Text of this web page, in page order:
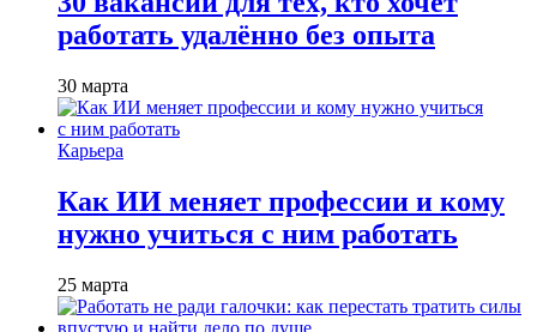
работать удалённо без опыта
30 марта
Карьера
Как ИИ меняет профессии и кому
нужно учиться с ним работать
25 марта